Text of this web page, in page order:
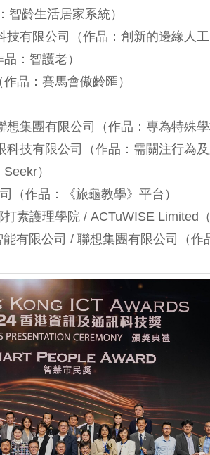
齡生活居家系統）
有限公司（作品：創新的邊緣人
：智護老）
品：賽馬會傲齡匯）
集團有限公司（作品：專為特殊
技有限公司（作品：需關注行為及
）
（作品：《旅龜教學》平台）
素護理學院 / ACTuWISE Limited
有限公司 / 聯想集團有限公司（